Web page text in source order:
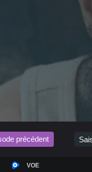
précédent
VOE